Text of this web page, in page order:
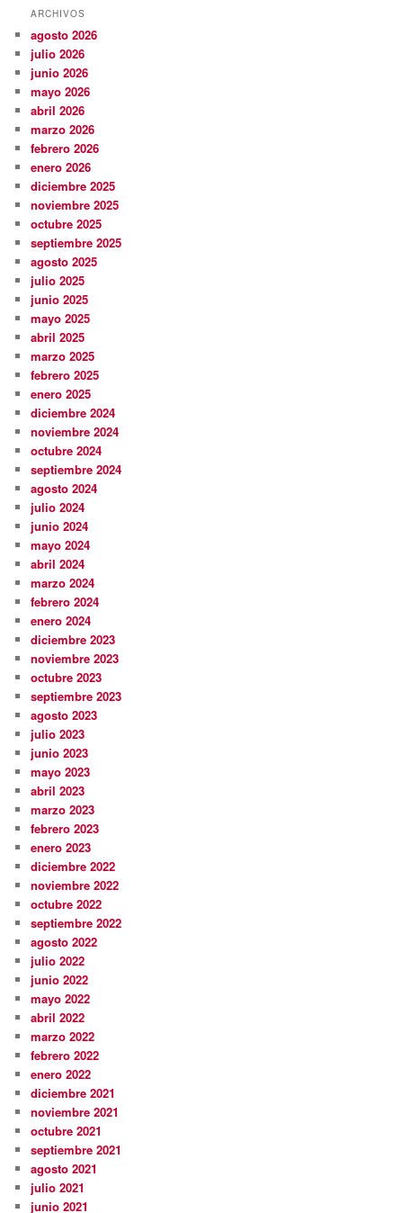
ARCHIVOS
agosto 2026
julio 2026
junio 2026
mayo 2026
abril 2026
marzo 2026
febrero 2026
enero 2026
diciembre 2025
noviembre 2025
octubre 2025
septiembre 2025
agosto 2025
julio 2025
junio 2025
mayo 2025
abril 2025
marzo 2025
febrero 2025
enero 2025
diciembre 2024
noviembre 2024
octubre 2024
septiembre 2024
agosto 2024
julio 2024
junio 2024
mayo 2024
abril 2024
marzo 2024
febrero 2024
enero 2024
diciembre 2023
noviembre 2023
octubre 2023
septiembre 2023
agosto 2023
julio 2023
junio 2023
mayo 2023
abril 2023
marzo 2023
febrero 2023
enero 2023
diciembre 2022
noviembre 2022
octubre 2022
septiembre 2022
agosto 2022
julio 2022
junio 2022
mayo 2022
abril 2022
marzo 2022
febrero 2022
enero 2022
diciembre 2021
noviembre 2021
octubre 2021
septiembre 2021
agosto 2021
julio 2021
junio 2021